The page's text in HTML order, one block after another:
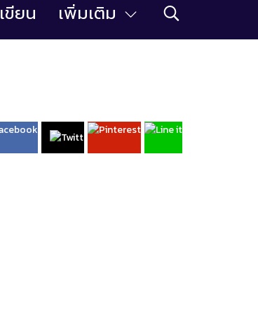
ขียน เพิ่มเติม